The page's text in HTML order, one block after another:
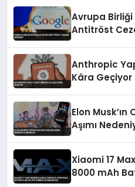
Avrupa Birliği
Antitröst
Anthropic
Kâra Geçiyor
Elon
Aşımı
Xiaomi 17
8000 mAh